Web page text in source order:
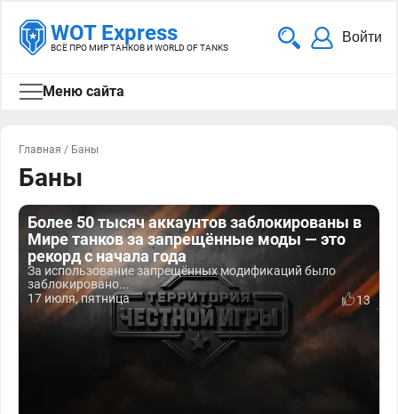
WOT Express
ВСЁ ПРО МИР ТАНКОВ И WORLD OF TANKS
Войти
Меню сайта
Главная / Баны
Баны
Более 50 тысяч аккаунтов заблокированы в
Мире танков за запрещённые моды — это
рекорд с начала года
За использование запрещённых модификаций было
заблокировано...
17 июля, пятница
13